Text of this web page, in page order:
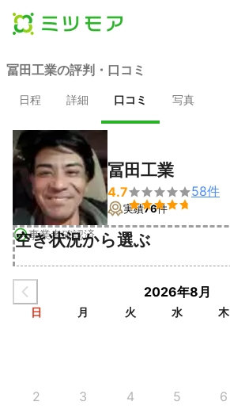
冨田工業の評判・口コミ
日程 詳細 口コミ 写真
事業者確認済
冨田工業
4.7

58件
実績76件
空き状況から選ぶ
2026年8月
日 月 火 水 木
2 3 4 5 6